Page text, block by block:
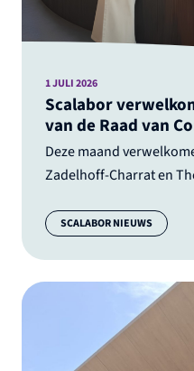
Scalabor
van de Raad van
Deze maand
Zadelhoff-Charrat en
1 JULI 2026
Categorie:
SCALABOR NIEUWS